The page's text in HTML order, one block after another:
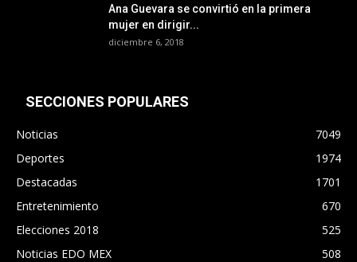
Ana Guevara se convirtió en la primera
mujer en dirigir...
diciembre 6, 2018
SECCIONES POPULARES
Noticias
7049
Deportes
1974
Destacadas
1701
Entretenimiento
670
Elecciones 2018
525
Noticias EDO MEX
508